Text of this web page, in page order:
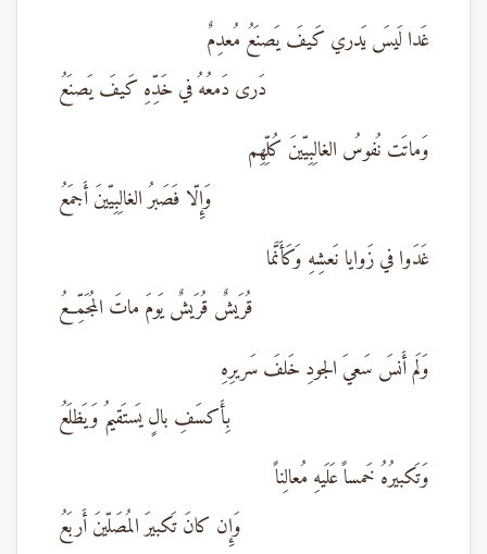
غَدا لَيسَ يَدري كَيفَ يَصنَعُ مُعدِمٌ
دَرى دَمعُهُ في خَدِّهِ كَيفَ يَصنَعُ
وَماتَت نُفوسُ الغالِبِيّينَ كُلِّهِم
وَإِلّا فَصَبرُ الغالِبِيّينَ أَجمَعُ
غَدَوا في زَوايا نَعشِهِ وَكَأَنَّما
قُرَيشٌ قُرَيشٌ يَومَ ماتَ المُجَمِّعُ
وَلَم أَنسَ سَعيَ الجودِ خَلفَ سَريرِهِ
بِأَكسَفِ بالٍ يَستَقيمُ وَيَظلَعُ
وَتَكبيرُهُ خَمساً عَلَيهِ مُعالِناً
وَإِن كانَ تَكبيرَ المُصَلّينَ أَربَعُ